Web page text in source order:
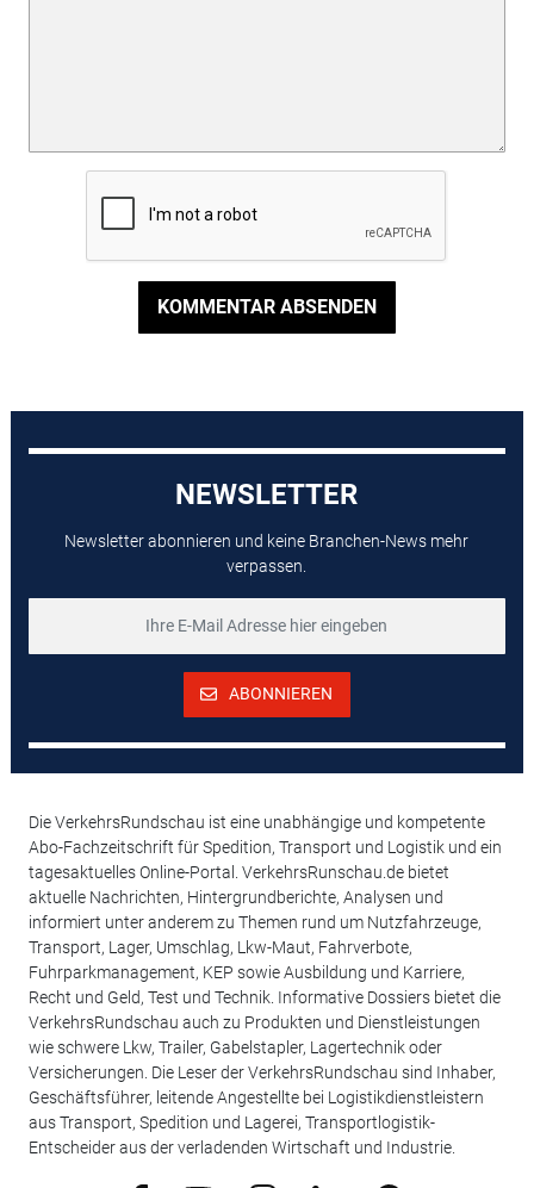
KOMMENTAR ABSENDEN
NEWSLETTER
Newsletter abonnieren und keine Branchen-News mehr
verpassen.
ABONNIEREN
Die VerkehrsRundschau ist eine unabhängige und kompetente
Abo-Fachzeitschrift für Spedition, Transport und Logistik und ein
tagesaktuelles Online-Portal. VerkehrsRunschau.de bietet
aktuelle Nachrichten, Hintergrundberichte, Analysen und
informiert unter anderem zu Themen rund um Nutzfahrzeuge,
Transport, Lager, Umschlag, Lkw-Maut, Fahrverbote,
Fuhrparkmanagement, KEP sowie Ausbildung und Karriere,
Recht und Geld, Test und Technik. Informative Dossiers bietet die
VerkehrsRundschau auch zu Produkten und Dienstleistungen
wie schwere Lkw, Trailer, Gabelstapler, Lagertechnik oder
Versicherungen. Die Leser der VerkehrsRundschau sind Inhaber,
Geschäftsführer, leitende Angestellte bei Logistikdienstleistern
aus Transport, Spedition und Lagerei, Transportlogistik-
Entscheider aus der verladenden Wirtschaft und Industrie.